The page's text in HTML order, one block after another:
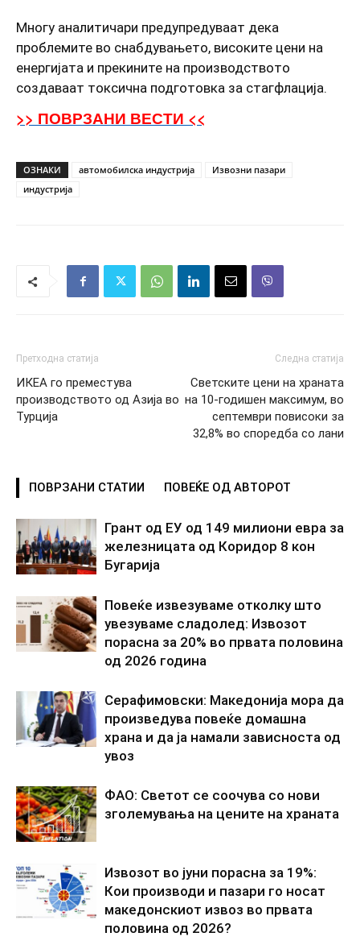
Многу аналитичари предупредуваат дека
проблемите во снабдувањето, високите цени на
енергијата и прекините на производството
создаваат токсична подготовка за стагфлација.
>> ПОВРЗАНИ ВЕСТИ <<
ОЗНАКИ автомобилска индустрија
Извозни пазари
индустрија
Претходна статија
ИКЕА го преместува
производството од Азија во
Турција
Следна статија
Светските цени на храната
на 10-годишен максимум, во
септември повисоки за
32,8% во споредба со лани
ПОВРЗАНИ СТАТИИ ПОВЕЌЕ ОД АВТОРОТ
Грант од ЕУ од 149 милиони евра за
железницата од Коридор 8 кон
Бугарија
Повеќе извезуваме отколку што
увезуваме сладолед: Извозот
порасна за 20% во првата половина
од 2026 година
Серафимовски: Македонија мора да
произведува повеќе домашна
храна и да ја намали зависноста од
увоз
ФАО: Светот се соочува со нови
зголемувања на цените на храната
Извозот во јуни порасна за 19%:
Кои производи и пазари го носат
македонскиот извоз во првата
половина од 2026?